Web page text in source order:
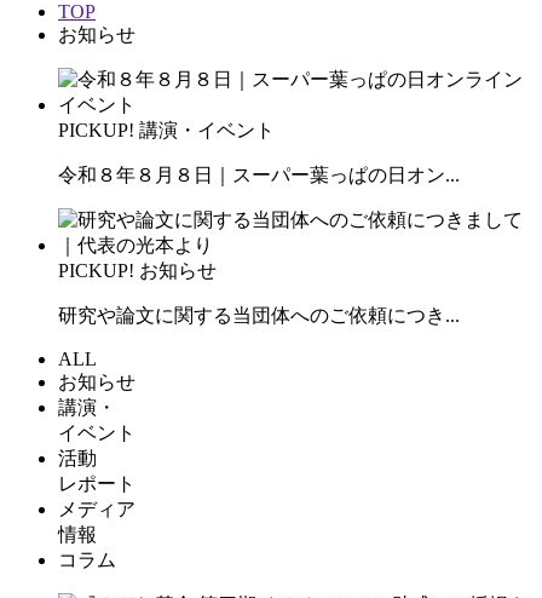
TOP
お知らせ
PICKUP! 講演・イベント
令和８年８月８日｜スーパー葉っぱの日オン...
PICKUP! お知らせ
研究や論文に関する当団体へのご依頼につき...
ALL
お知らせ
講演・
イベント
活動
レポート
メディア
情報
コラム